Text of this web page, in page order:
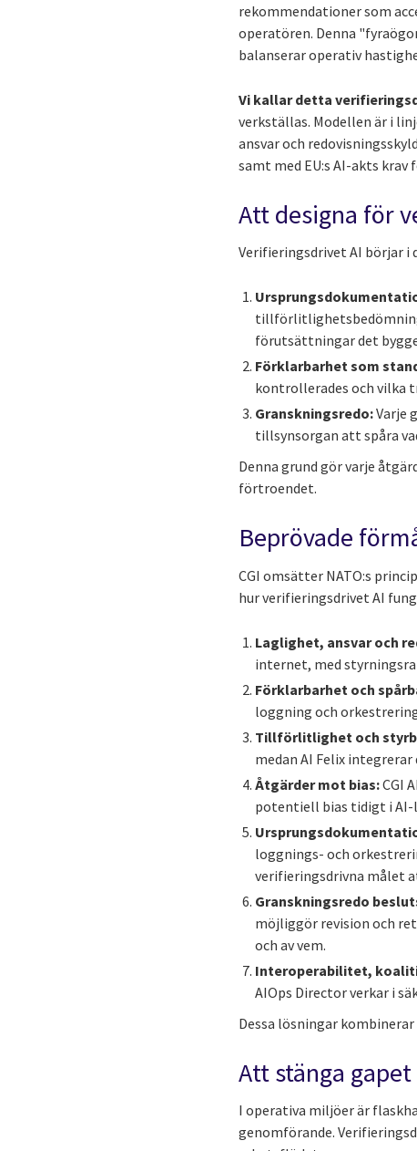
rekommendationer som
operatören. Denna
balanserar operativ
Vi kallar detta
verkställas. Modellen är i
ansvar och
samt med EU:s AI-akts
Att designa för
Verifieringsdrivet AI börjar i
förutsättningar det
Förklarbarhet som
kontrollerades och vilka
Granskningsredo:Varje
tillsynsorgan att spåra
Denna grund gör varje
förtroendet.
Beprövade
CGI omsätter NATO:s
hur verifieringsdrivet AI
Laglighet, ansvar och
internet, med
Förklarbarhet och
loggning och
Tillförlitlighet och
medan AI Felix
Åtgärder mot bias:CGI
potentiell bias tidigt i AI-
loggnings- och
verifieringsdrivna målet
Granskningsredo
möjliggör revision och
och av vem.
Interoperabilitet,
AIOps Director verkar i
Dessa lösningar
Att stänga
I operativa miljöer är
genomförande.